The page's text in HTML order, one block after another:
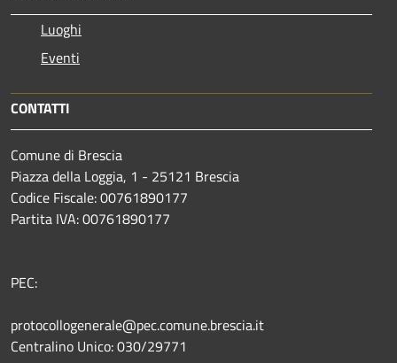
Luoghi
Eventi
CONTATTI
Comune di Brescia
Piazza della Loggia, 1 - 25121 Brescia
Codice Fiscale: 00761890177
Partita IVA: 00761890177
PEC:
protocollogenerale@pec.comune.brescia.it
Centralino Unico: 030/29771